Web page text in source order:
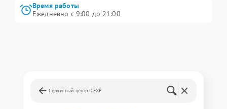
Время работы
Ежедневно с 9:00 до 21:00
Сервисный центр DEXP